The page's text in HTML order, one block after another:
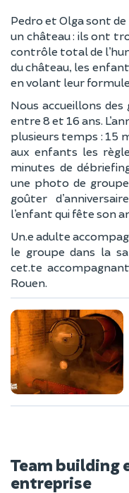
Pedro et Olga sont
un château : ils ont
contrôle total de
du château, les
en volant leur
Nous accueillons
entre 8 et 16 ans.
plusieurs temps : 15
aux enfants les
minutes de
une photo de
goûter
l’enfant qui fête son
Un.e adulte
le groupe dans la
cet.te
Rouen.
Team building
entreprise